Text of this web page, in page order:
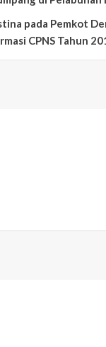
pada Pemkot
CPNS Tahun